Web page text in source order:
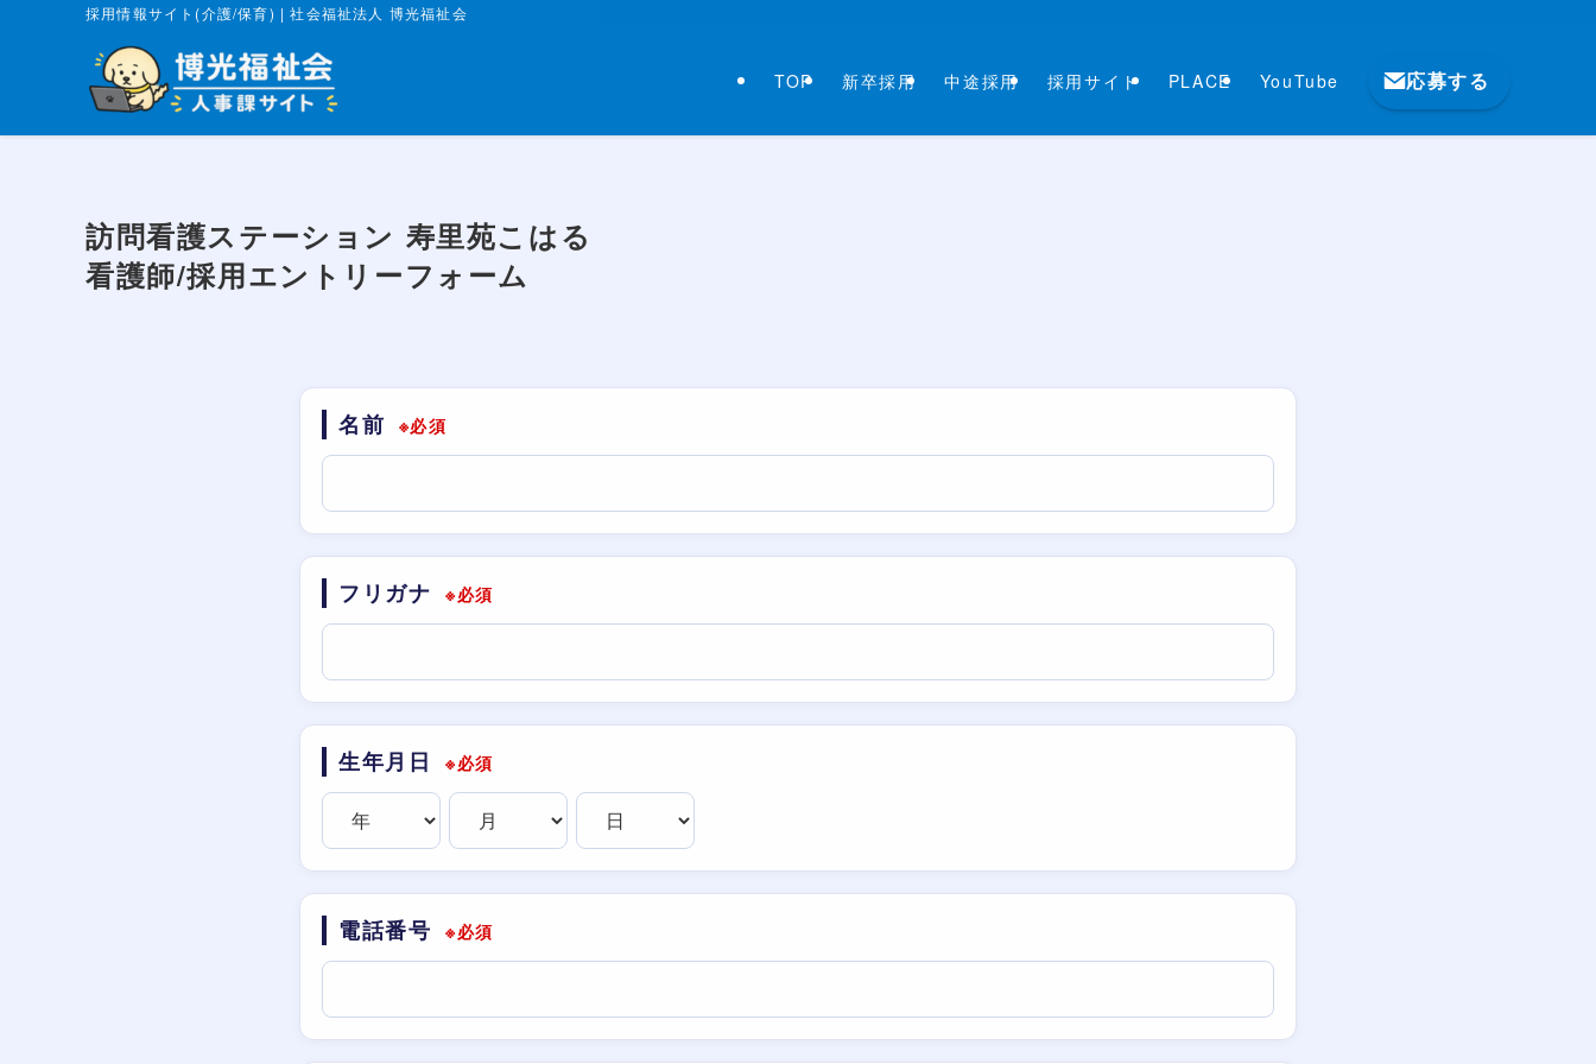
採用情報サイト(介護/保育) | 社会福祉法人 博光福祉会
TOP 新卒採用 中途採用 採用サイト PLACE YouTube 応募する
訪問看護ステーション 寿里苑こはる
看護師/採用エントリーフォーム
名前 ※必須
フリガナ ※必須
生年月日 ※必須
電話番号 ※必須